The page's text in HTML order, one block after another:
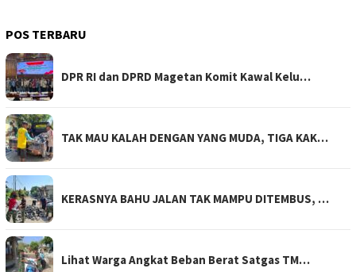
POS TERBARU
DPR RI dan DPRD Magetan Komit Kawal Kelu…
TAK MAU KALAH DENGAN YANG MUDA, TIGA KAK…
KERASNYA BAHU JALAN TAK MAMPU DITEMBUS, …
Lihat Warga Angkat Beban Berat Satgas TM…